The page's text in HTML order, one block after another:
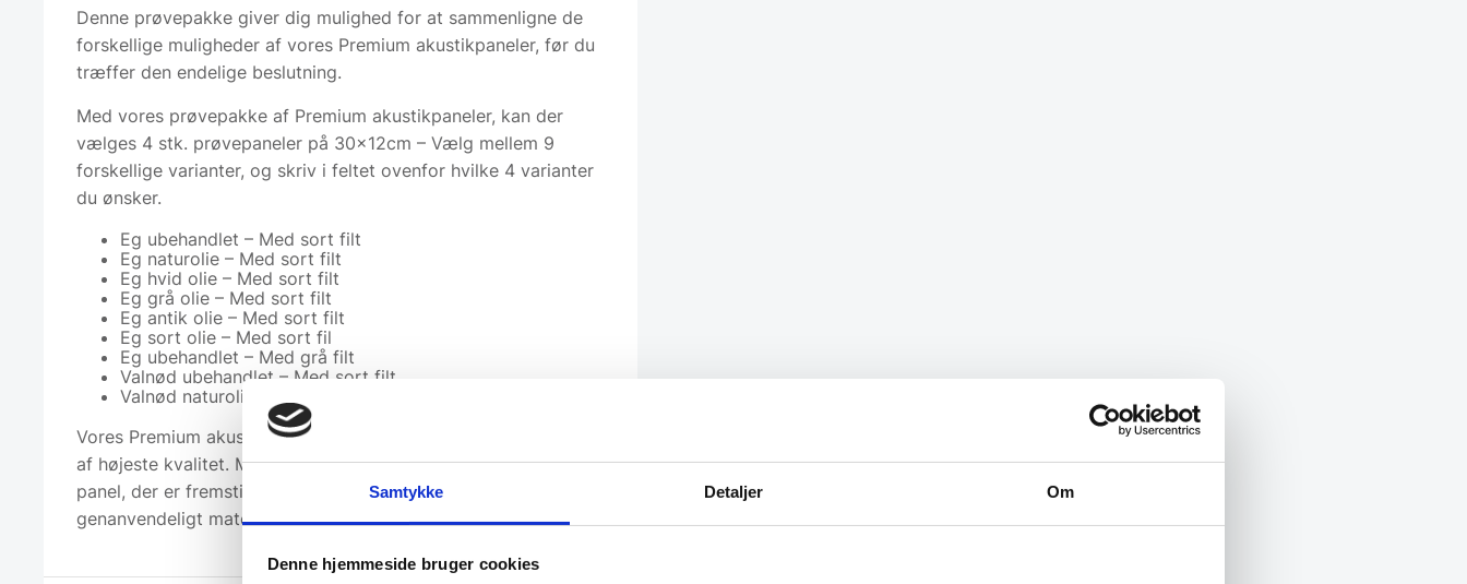
Samtykke Detaljer Om
Denne hjemmeside bruger cookies
Denne prøvepakke giver dig mulighed for at sammenligne de
forskellige muligheder af vores Premium akustikpaneler, før du
træffer den endelige beslutning.
Med vores prøvepakke af Premium akustikpaneler, kan der
vælges 4 stk. prøvepaneler på 30x12cm – Vælg mellem 9
forskellige varianter, og skriv i feltet ovenfor hvilke 4 varianter
du ønsker.
Eg ubehandlet – Med sort filt
Eg naturolie – Med sort filt
Eg hvid olie – Med sort filt
Eg grå olie – Med sort filt
Eg antik olie – Med sort filt
Eg sort olie – Med sort fil
Eg ubehandlet – Med grå filt
Valnød ubehandlet – Med sort filt
Valnød naturolie – Med sort filt
Vores Premium akustikpaneler er produceret i Danmark, og er
af højeste kvalitet. Med Premium akustikpanelerne får du et
panel, der er fremstillet i FSC-certificeret træ og med filt af
genanvendeligt materiale.